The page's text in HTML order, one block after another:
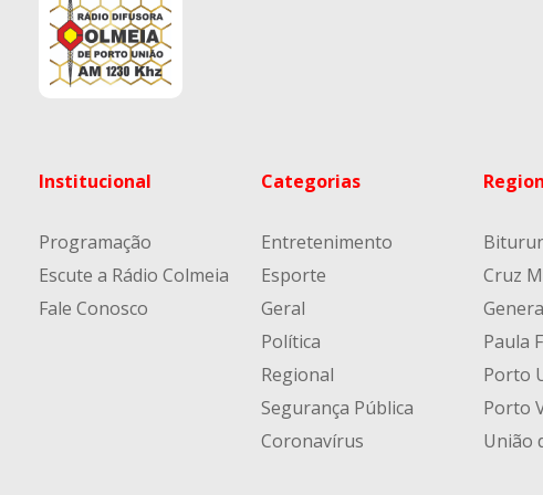
Institucional
Programação
Escute a Rádio Colmeia
Fale Conosco
Categorias
Entretenimento
Esporte
Geral
Política
Regional
Segurança Pública
Coronavírus
Cruz
Paula
Porto
Porto
União